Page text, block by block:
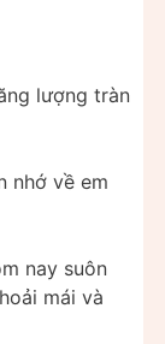
lượng tràn
nhớ về em
nay suôn
mái và